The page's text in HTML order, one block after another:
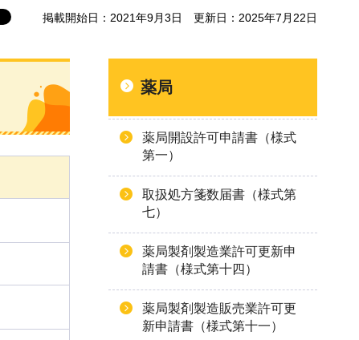
掲載開始日：2021年9月3日 更新日：2025年7月22日
薬局
薬局開設許可申請書（様式
第一）
取扱処方箋数届書（様式第
七）
薬局製剤製造業許可更新申
請書（様式第十四）
薬局製剤製造販売業許可更
新申請書（様式第十一）